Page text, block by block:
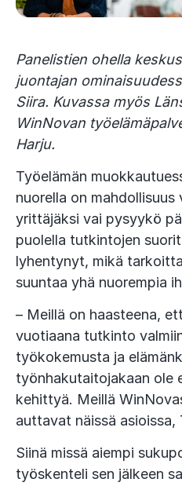
Panelistien ohella
juontajan
Siira. Kuvassa myös
WinNovan
Harju.
Työelämän
nuorella on
yrittäjäksi vai pysyykö
puolella tutkintojen
lyhentynyt, mikä
suuntaa yhä nuorempia
– Meillä on haasteena,
vuotiaana tutkinto
työkokemusta ja
työnhakutaitojakaan ole
kehittyä. Meillä
auttavat näissä asioissa,
Siinä missä aiempi
työskenteli sen jälkeen